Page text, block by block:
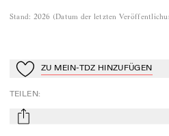
Stand: 2026 (Datum der letzten
Zu Mein-TdZ hinzufügen
ZU MEIN-TDZ HINZUFÜGEN
TEILEN:
mail